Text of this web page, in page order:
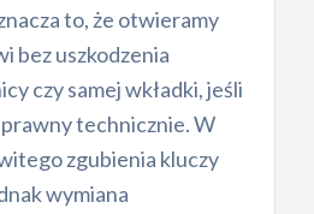
to, że otwieramy
bez uszkodzenia
czy samej wkładki, jeśli
technicznie. W
zgubienia kluczy
wymiana